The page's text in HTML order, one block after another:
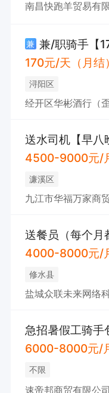
南昌快跑羊贸易有
兼 兼/职骑手【
170元/天（月结）
浔阳区
经开区华彬酒行（
4500-9000元/
濂溪区
九江市华福万家商
送餐员（每个月
4000-8000元/
修水县
盐城众联未来网络
急招暑假工骑手
6000-8000元/
不限
速帝邦商贸有限公